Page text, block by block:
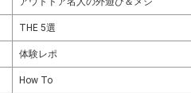
THE 5選
体験レポ
How To